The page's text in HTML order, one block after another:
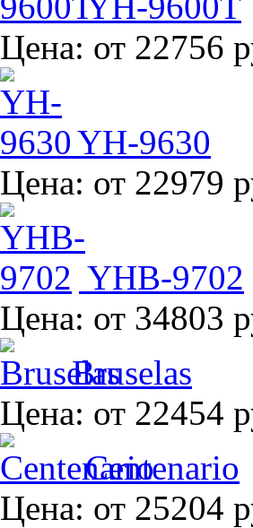
Цена: от 22756
YH-9630
Цена: от 22979
YHB-9702
Цена: от 34803
Bruselas
Цена: от 22454
Centenario
Цена: от 25204